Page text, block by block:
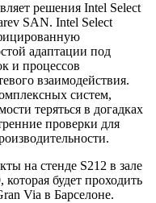
решения Intel Select
SAN. Intel Select
адаптации под
и процессов
взаимодействия.
систем,
теряться в догадках
проверки для
на стенде S212 в зале
будет проходить
Via в Барселоне.